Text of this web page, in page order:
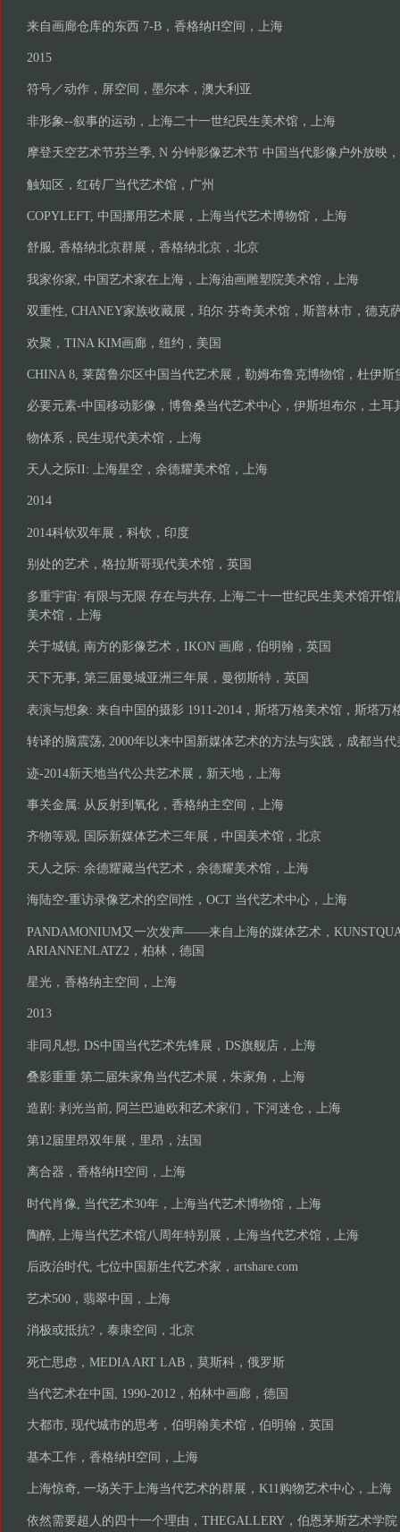
来自画廊仓库的东西 7-B，香格纳H空间，上海
2015
符号／动作，屏空间，墨尔本，澳大利亚
非形象--叙事的运动，上海二十一世纪民生美术馆，上海
摩登天空艺术节芬兰季, N 分钟影像艺术节 中国当代影像户外放映
触知区，红砖厂当代艺术馆，广州
COPYLEFT, 中国挪用艺术展，上海当代艺术博物馆，上海
舒服, 香格纳北京群展，香格纳北京，北京
我家你家, 中国艺术家在上海，上海油画雕塑院美术馆，上海
双重性, CHANEY家族收藏展，珀尔·芬奇美术馆，斯普林市，德克
欢聚，TINA KIM画廊，纽约，美国
CHINA 8, 莱茵鲁尔区中国当代艺术展，勒姆布鲁克博物馆，杜伊斯
必要元素-中国移动影像，博鲁桑当代艺术中心，伊斯坦布尔，土耳
物体系，民生现代美术馆，上海
天人之际II: 上海星空，余德耀美术馆，上海
2014
2014科钦双年展，科钦，印度
别处的艺术，格拉斯哥现代美术馆，英国
多重宇宙: 有限与无限 存在与共存, 上海二十一世纪民生美术馆开馆
美术馆，上海
关于城镇, 南方的影像艺术，IKON 画廊，伯明翰，英国
天下无事, 第三届曼城亚洲三年展，曼彻斯特，英国
表演与想象: 来自中国的摄影 1911-2014，斯塔万格美术馆，斯塔万
转译的脑震荡, 2000年以来中国新媒体艺术的方法与实践，成都当
迹-2014新天地当代公共艺术展，新天地，上海
事关金属: 从反射到氧化，香格纳主空间，上海
齐物等观, 国际新媒体艺术三年展，中国美术馆，北京
天人之际: 余德耀藏当代艺术，余德耀美术馆，上海
海陆空-重访录像艺术的空间性，OCT 当代艺术中心，上海
PANDAMONIUM又一次发声——来自上海的媒体艺术，
ARIANNENLATZ2，柏林，德国
星光，香格纳主空间，上海
2013
非同凡想, DS中国当代艺术先锋展，DS旗舰店，上海
叠影重重 第二届朱家角当代艺术展，朱家角，上海
造剧: 剥光当前, 阿兰巴迪欧和艺术家们，下河迷仓，上海
第12届里昂双年展，里昂，法国
离合器，香格纳H空间，上海
时代肖像, 当代艺术30年，上海当代艺术博物馆，上海
陶醉, 上海当代艺术馆八周年特别展，上海当代艺术馆，上海
后政治时代, 七位中国新生代艺术家，artshare.com
艺术500，翡翠中国，上海
消极或抵抗?，泰康空间，北京
死亡思虑，MEDIA ART LAB，莫斯科，俄罗斯
当代艺术在中国, 1990-2012，柏林中画廊，德国
大都市, 现代城市的思考，伯明翰美术馆，伯明翰，英国
基本工作，香格纳H空间，上海
上海惊奇, 一场关于上海当代艺术的群展，K11购物艺术中心，上海
依然需要超人的四十一个理由，THEGALLERY，伯恩茅斯艺术学院